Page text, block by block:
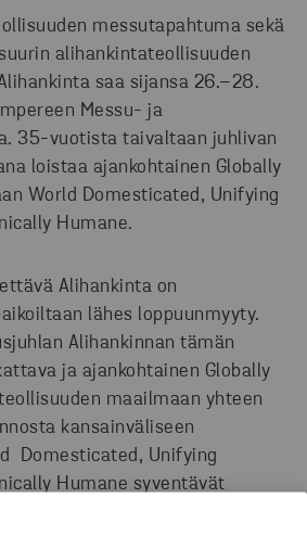
messutapahtuma sekä
alihankintateollisuuden
saa sijansa 26.–28.
Messu- ja
35-vuotista taivaltaan juhlivan
loistaa ajankohtainen Globally
World Domesticated, Unifying
Humane.
Alihankinta on
lähes loppuunmyyty.
Alihankinnan tämän
ja ajankohtainen Globally
maailmaan yhteen
kansainväliseen
Domesticated, Unifying
Humane syventävät
teemaan.